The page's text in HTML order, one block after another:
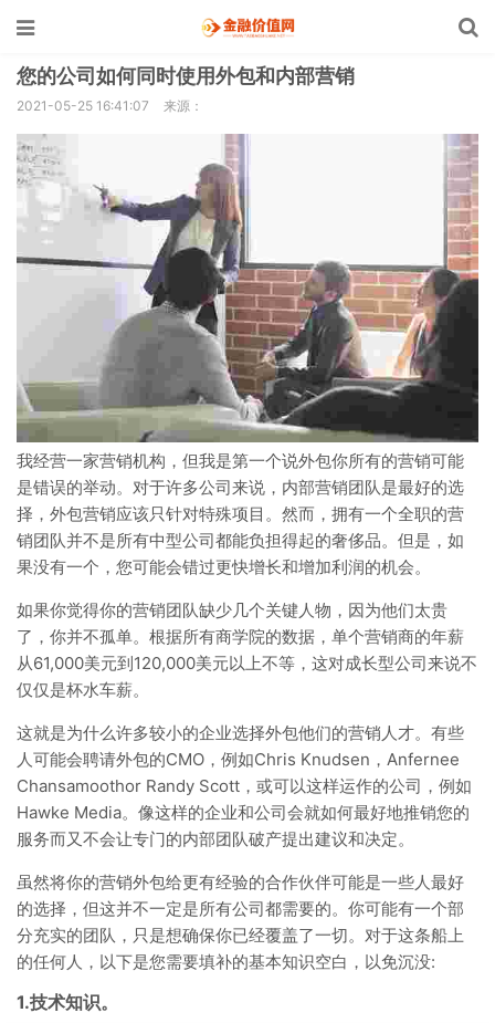
您的公司如何同时使用外包和内部营销
2021-05-25 16:41:07 来源：
我经营一家营销机构，但我是第一个说外包你所有的营销可能
是错误的举动。对于许多公司来说，内部营销团队是最好的选
择，外包营销应该只针对特殊项目。然而，拥有一个全职的营
销团队并不是所有中型公司都能负担得起的奢侈品。但是，如
果没有一个，您可能会错过更快增长和增加利润的机会。
如果你觉得你的营销团队缺少几个关键人物，因为他们太贵
了，你并不孤单。根据所有商学院的数据，单个营销商的年薪
从61,000美元到120,000美元以上不等，这对成长型公司来说不
仅仅是杯水车薪。
这就是为什么许多较小的企业选择外包他们的营销人才。有些
人可能会聘请外包的CMO，例如Chris Knudsen，Anfernee
Chansamoothor Randy Scott，或可以这样运作的公司，例如
Hawke Media。像这样的企业和公司会就如何最好地推销您的
服务而又不会让专门的内部团队破产提出建议和决定。
虽然将你的营销外包给更有经验的合作伙伴可能是一些人最好
的选择，但这并不一定是所有公司都需要的。你可能有一个部
分充实的团队，只是想确保你已经覆盖了一切。对于这条船上
的任何人，以下是您需要填补的基本知识空白，以免沉没:
1.技术知识。